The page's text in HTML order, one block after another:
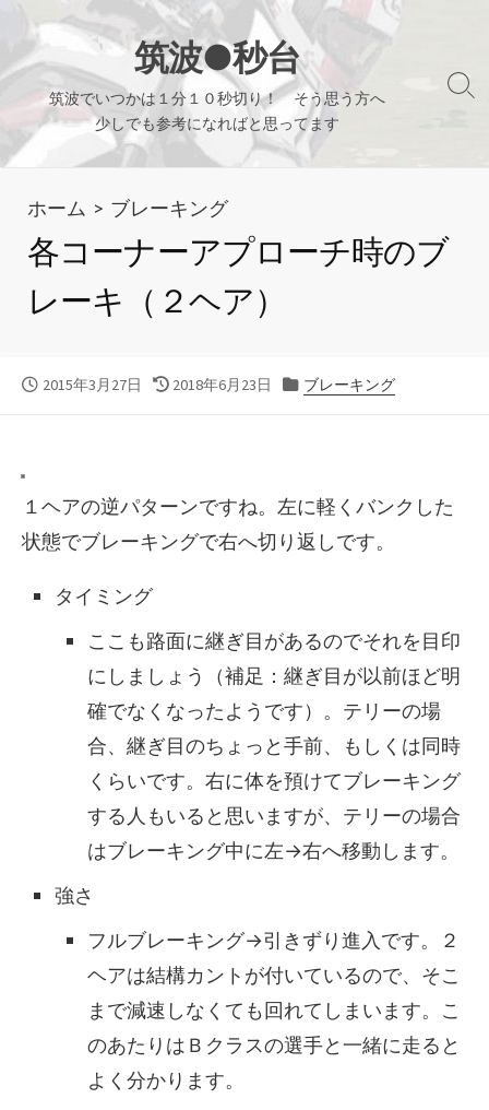
テ
ン
ツ
筑波●秒台
筑波でいつかは１分１０秒切り！ そう思う方へ
少しでも参考になればと思ってます
検
り
ホーム > ブレーキング
各コーナーアプローチ時のブ
レーキ（２ヘア）
公
2015年3月27日
最
2018年6月23日
カ
ブレーキング
１ヘアの逆パターンですね。左に軽くバンクした
状態でブレーキングで右へ切り返しです。
タイミング
ここも路面に継ぎ目があるのでそれを目印
にしましょう（補足：継ぎ目が以前ほど明
確でなくなったようです）。テリーの場
合、継ぎ目のちょっと手前、もしくは同時
くらいです。右に体を預けてブレーキング
する人もいると思いますが、テリーの場合
はブレーキング中に左→右へ移動します。
強さ
フルブレーキング→引きずり進入です。２
ヘアは結構カントが付いているので、そこ
まで減速しなくても回れてしまいます。こ
のあたりはＢクラスの選手と一緒に走ると
よく分かります。